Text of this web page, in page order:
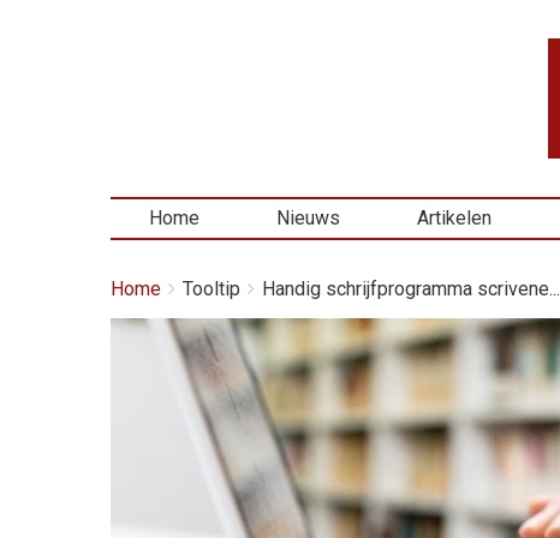
Home Nieuws Artikelen
Kruimelpad
You
here:
Home Tooltip
Handig schrijfprogramma scrivene...
Afbeelding